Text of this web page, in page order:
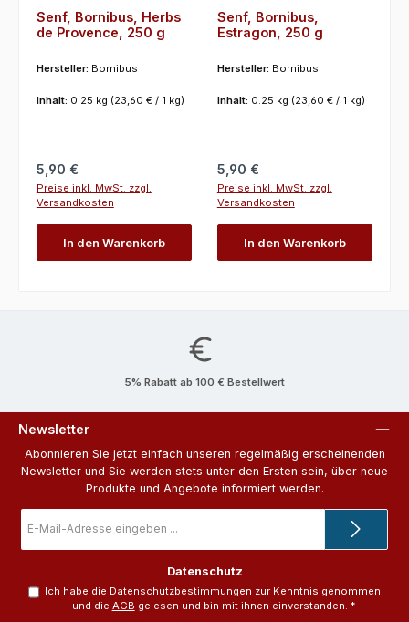
Senf, Bornibus, Herbs
de Provence, 250 g
Hersteller: Bornibus
Inhalt: 0.25 kg (23,60 € / 1 kg)
Regulärer Preis:
5,90 €
Preise inkl. MwSt. zzgl.
Versandkosten
In den Warenkorb
Senf, Bornibus,
Estragon, 250 g
Hersteller: Bornibus
Inhalt: 0.25 kg (23,60 € / 1 kg)
Regulärer Preis:
5,90 €
Preise inkl. MwSt. zzgl.
Versandkosten
In den Warenkorb
5% Rabatt ab 100 € Bestellwert
Newsletter
Abonnieren Sie jetzt einfach unseren regelmäßig erscheinenden
Newsletter und Sie werden stets unter den Ersten sein, über neue
Produkte und Angebote informiert werden.
Mail-
Datenschutz
Ich habe die Datenschutzbestimmungen zur Kenntnis genommen
und die AGB gelesen und bin mit ihnen einverstanden. *